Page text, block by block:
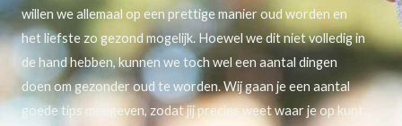
willen we allemaal op een prettige manier oud worden en
het liefste zo gezond mogelijk. Hoewel we dit niet volledig in
de hand hebben, kunnen we toch wel een aantal dingen
doen om gezonder oud te worden. Wij gaan je een aantal
goede tips meegeven, zodat jij precies weet waar je op kunt